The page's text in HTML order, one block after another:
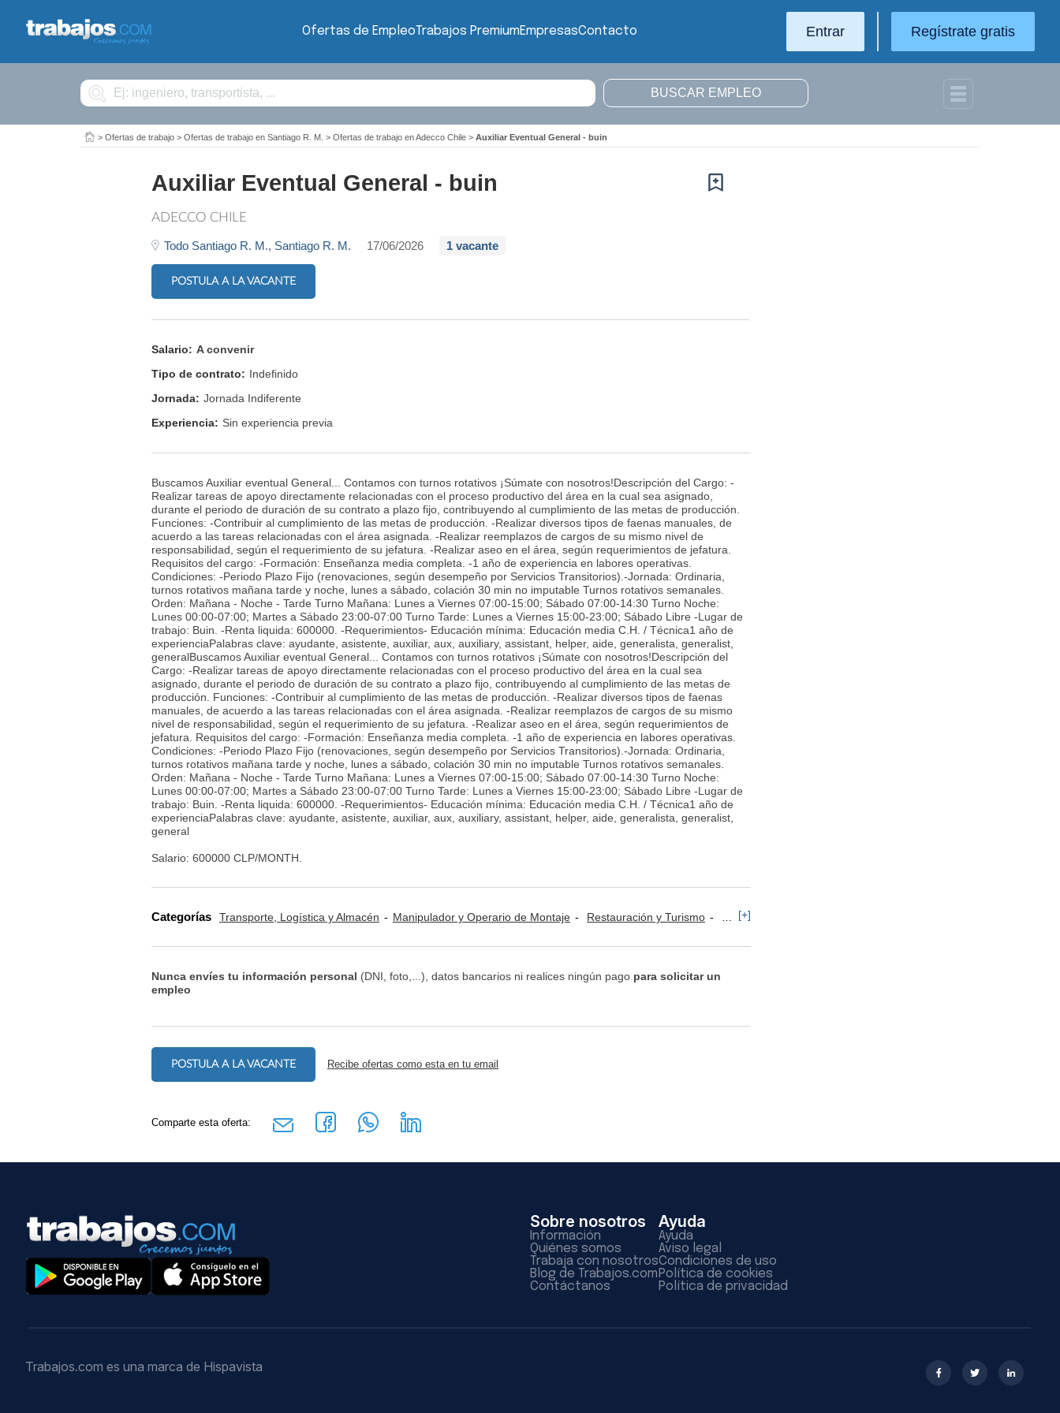
Ofertas de EmpleoTrabajos PremiumEmpresasContacto Entrar Regístrate gratis
Buscar
> Ofertas de trabajo > Ofertas de trabajo en Santiago R. M. > Ofertas de trabajo en Adecco Chile > Auxiliar Eventual General - buin
Auxiliar Eventual General - buin
ADECCO CHILE
Todo Santiago R. M., Santiago R. M. 17/06/2026 1 vacante
POSTULA A LA VACANTE
Salario: A convenir
Tipo de contrato: Indefinido
Jornada: Jornada Indiferente
Experiencia: Sin experiencia previa
Buscamos Auxiliar eventual General... Contamos con turnos rotativos ¡Súmate con nosotros!Descripción del Cargo: -
Realizar tareas de apoyo directamente relacionadas con el proceso productivo del área en la cual sea asignado,
durante el periodo de duración de su contrato a plazo fijo, contribuyendo al cumplimiento de las metas de producción.
Funciones: -Contribuir al cumplimiento de las metas de producción. -Realizar diversos tipos de faenas manuales, de
acuerdo a las tareas relacionadas con el área asignada. -Realizar reemplazos de cargos de su mismo nivel de
responsabilidad, según el requerimiento de su jefatura. -Realizar aseo en el área, según requerimientos de jefatura.
Requisitos del cargo: -Formación: Enseñanza media completa. -1 año de experiencia en labores operativas.
Condiciones: -Periodo Plazo Fijo (renovaciones, según desempeño por Servicios Transitorios).-Jornada: Ordinaria,
turnos rotativos mañana tarde y noche, lunes a sábado, colación 30 min no imputable Turnos rotativos semanales.
Orden: Mañana - Noche - Tarde Turno Mañana: Lunes a Viernes 07:00-15:00; Sábado 07:00-14:30 Turno Noche:
Lunes 00:00-07:00; Martes a Sábado 23:00-07:00 Turno Tarde: Lunes a Viernes 15:00-23:00; Sábado Libre -Lugar de
trabajo: Buin. -Renta liquida: 600000. -Requerimientos- Educación mínima: Educación media C.H. / Técnica1 año de
experienciaPalabras clave: ayudante, asistente, auxiliar, aux, auxiliary, assistant, helper, aide, generalista, generalist,
generalBuscamos Auxiliar eventual General... Contamos con turnos rotativos ¡Súmate con nosotros!Descripción del
Cargo: -Realizar tareas de apoyo directamente relacionadas con el proceso productivo del área en la cual sea
asignado, durante el periodo de duración de su contrato a plazo fijo, contribuyendo al cumplimiento de las metas de
producción. Funciones: -Contribuir al cumplimiento de las metas de producción. -Realizar diversos tipos de faenas
manuales, de acuerdo a las tareas relacionadas con el área asignada. -Realizar reemplazos de cargos de su mismo
nivel de responsabilidad, según el requerimiento de su jefatura. -Realizar aseo en el área, según requerimientos de
jefatura. Requisitos del cargo: -Formación: Enseñanza media completa. -1 año de experiencia en labores operativas.
Condiciones: -Periodo Plazo Fijo (renovaciones, según desempeño por Servicios Transitorios).-Jornada: Ordinaria,
turnos rotativos mañana tarde y noche, lunes a sábado, colación 30 min no imputable Turnos rotativos semanales.
Orden: Mañana - Noche - Tarde Turno Mañana: Lunes a Viernes 07:00-15:00; Sábado 07:00-14:30 Turno Noche:
Lunes 00:00-07:00; Martes a Sábado 23:00-07:00 Turno Tarde: Lunes a Viernes 15:00-23:00; Sábado Libre -Lugar de
trabajo: Buin. -Renta liquida: 600000. -Requerimientos- Educación mínima: Educación media C.H. / Técnica1 año de
experienciaPalabras clave: ayudante, asistente, auxiliar, aux, auxiliary, assistant, helper, aide, generalista, generalist,
general
Salario: 600000 CLP/MONTH.
Categorías Transporte, Logística y Almacén Manipulador y Operario de Montaje Restauración y Turismo Ayudante de Cocina
[+]
Nunca envíes tu información personal (DNI, foto,...), datos bancarios ni realices ningún pago para solicitar un
empleo
POSTULA A LA VACANTE Recibe ofertas como esta en tu email
Comparte esta oferta:
Sobre nosotros
Información
Quiénes somos
Trabaja con nosotros
Blog de Trabajos.com
Contáctanos
Ayuda
Ayuda
Aviso legal
Condiciones de uso
Política de cookies
Política de privacidad
Trabajos.com es una marca de Hispavista